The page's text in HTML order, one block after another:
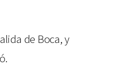
de Boca, y